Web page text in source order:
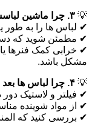
💡 ۳. چرا ماشین لباسشویی لرزش شدید دارد؟
✔ لباس ها را به طور
✔ مطمئن شوید که
✔ خرابی کمک فنرها
مشکل باشد.
💡 ۴. چرا لباس ها بعد از شستشو کثیف باقی می مانند؟
✔ فیلتر و لاستیک دور
✔ از مواد شوینده
✔ بررسی کنید که